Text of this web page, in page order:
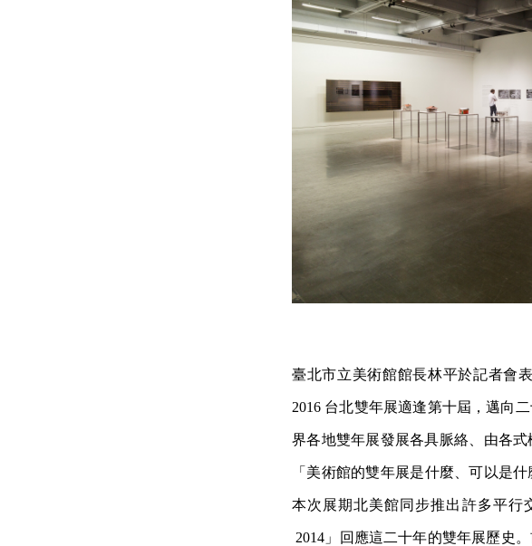
臺北市立美術館館長林平於記者會
2016 台北雙年展適逢第十屆，邁向二
界各地雙年展發展各具脈絡、由各式
「美術館的雙年展是什麼、可以是什
本次展期北美館同步推出許多平行
2014」回應這二十年的雙年展歷史